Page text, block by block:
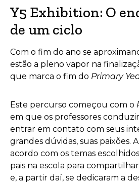
Y5 Exhibition: O
de um ciclo
Com o fim do ano se
estão a pleno vapor na
que marca o fim do Primary
Este percurso começou com o
em que os professores
entrar em contato com seus
grandes dúvidas, suas paixões.
acordo com os temas
pais na escola para
e, a partir daí, se dedicaram a